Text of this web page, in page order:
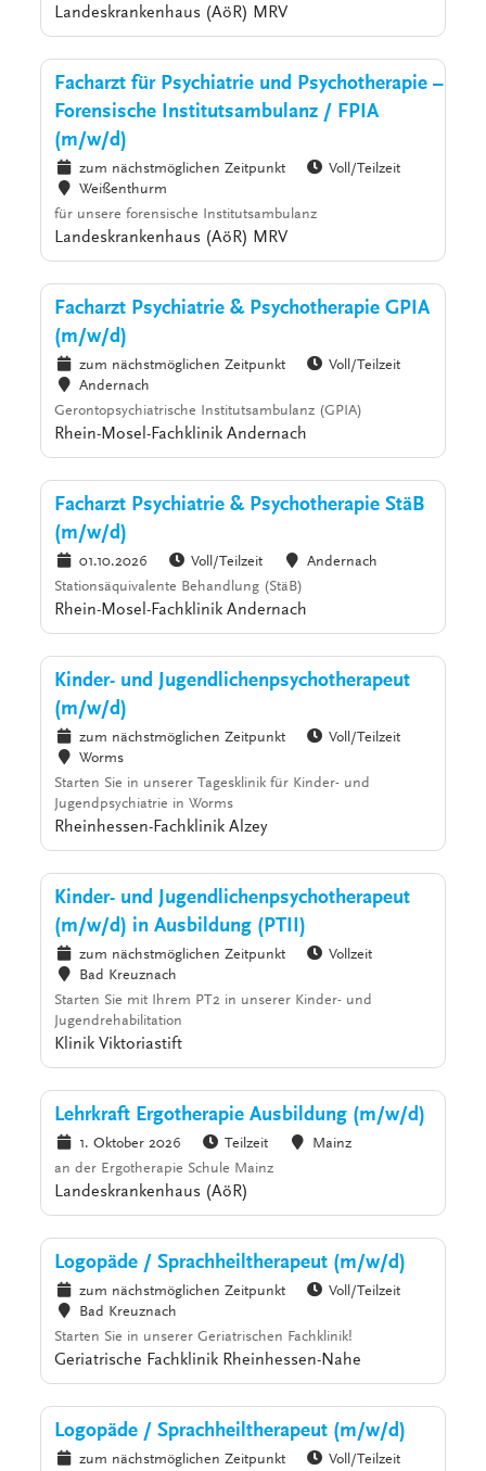
Landeskrankenhaus (AöR) MRV
Facharzt für Psychiatrie und Psychotherapie –
Forensische Institutsambulanz / FPIA
(m/w/d)
zum nächstmöglichen Zeitpunkt
Voll/Teilzeit
Weißenthurm
für unsere forensische Institutsambulanz
Landeskrankenhaus (AöR) MRV
Facharzt Psychiatrie & Psychotherapie GPIA
(m/w/d)
zum nächstmöglichen Zeitpunkt
Voll/Teilzeit
Andernach
Gerontopsychiatrische Institutsambulanz (GPIA)
Rhein-Mosel-Fachklinik Andernach
Facharzt Psychiatrie & Psychotherapie StäB
(m/w/d)
01.10.2026 Voll/Teilzeit
Andernach
Stationsäquivalente Behandlung (StäB)
Rhein-Mosel-Fachklinik Andernach
Kinder- und Jugendlichenpsychotherapeut
(m/w/d)
zum nächstmöglichen Zeitpunkt
Voll/Teilzeit
Worms
Starten Sie in unserer Tagesklinik für Kinder- und
Jugendpsychiatrie in Worms
Rheinhessen-Fachklinik Alzey
Kinder- und Jugendlichenpsychotherapeut
(m/w/d) in Ausbildung (PTII)
zum nächstmöglichen Zeitpunkt
Vollzeit
Bad Kreuznach
Starten Sie mit Ihrem PT2 in unserer Kinder- und
Jugendrehabilitation
Klinik Viktoriastift
Lehrkraft Ergotherapie Ausbildung (m/w/d)
1. Oktober 2026 Teilzeit
Mainz
an der Ergotherapie Schule Mainz
Landeskrankenhaus (AöR)
Logopäde / Sprachheiltherapeut (m/w/d)
zum nächstmöglichen Zeitpunkt
Voll/Teilzeit
Bad Kreuznach
Starten Sie in unserer Geriatrischen Fachklinik!
Geriatrische Fachklinik Rheinhessen-Nahe
Logopäde / Sprachheiltherapeut (m/w/d)
zum nächstmöglichen Zeitpunkt
Voll/Teilzeit